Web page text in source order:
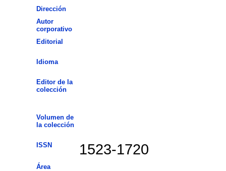
Dirección
Autor
corporativo
Editorial
Idioma
Editor de la
colección
Volumen de
la colección
ISSN 1523-1720
Área